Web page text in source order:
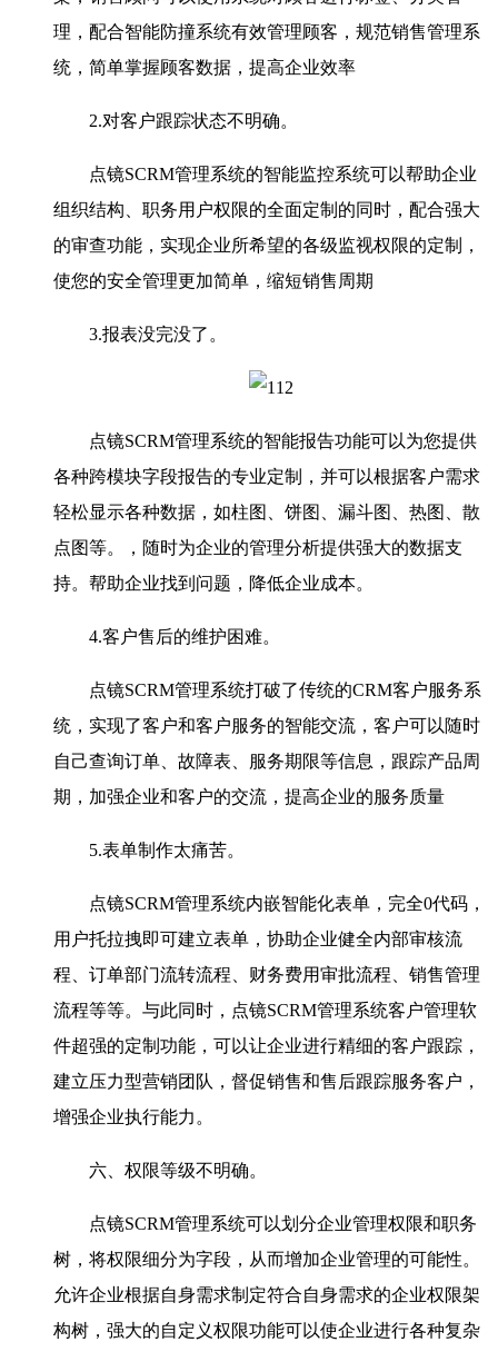
理，配合智能防撞系统有效管理顾客，规范销售管理系
统，简单掌握顾客数据，提高企业效率
2.对客户跟踪状态不明确。
点镜SCRM管理系统的智能监控系统可以帮助企业
组织结构、职务用户权限的全面定制的同时，配合强大
的审查功能，实现企业所希望的各级监视权限的定制，
使您的安全管理更加简单，缩短销售周期
3.报表没完没了。
点镜SCRM管理系统的智能报告功能可以为您提供
各种跨模块字段报告的专业定制，并可以根据客户需求
轻松显示各种数据，如柱图、饼图、漏斗图、热图、散
点图等。，随时为企业的管理分析提供强大的数据支
持。帮助企业找到问题，降低企业成本。
4.客户售后的维护困难。
点镜SCRM管理系统打破了传统的CRM客户服务系
统，实现了客户和客户服务的智能交流，客户可以随时
自己查询订单、故障表、服务期限等信息，跟踪产品周
期，加强企业和客户的交流，提高企业的服务质量
5.表单制作太痛苦。
点镜SCRM管理系统内嵌智能化表单，完全0代码，
用户托拉拽即可建立表单，协助企业健全内部审核流
程、订单部门流转流程、财务费用审批流程、销售管理
流程等等。与此同时，点镜SCRM管理系统客户管理软
件超强的定制功能，可以让企业进行精细的客户跟踪，
建立压力型营销团队，督促销售和售后跟踪服务客户，
增强企业执行能力。
六、权限等级不明确。
点镜SCRM管理系统可以划分企业管理权限和职务
树，将权限细分为字段，从而增加企业管理的可能性。
允许企业根据自身需求制定符合自身需求的企业权限架
构树，强大的自定义权限功能可以使企业进行各种复杂